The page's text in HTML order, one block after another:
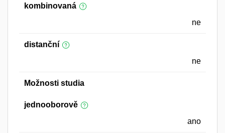
kombinovaná
ne
distanční
ne
Možnosti studia
jednooborově
ano